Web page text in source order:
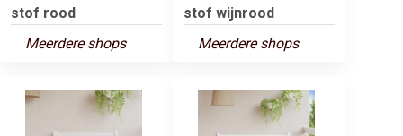
stof rood
Meerdere shops
stof wijnrood
Meerdere shops